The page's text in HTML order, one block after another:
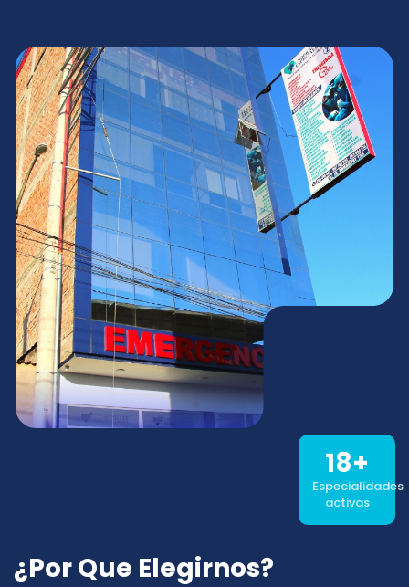
38+
Especialidades
activas
¿Por Que Elegirnos?